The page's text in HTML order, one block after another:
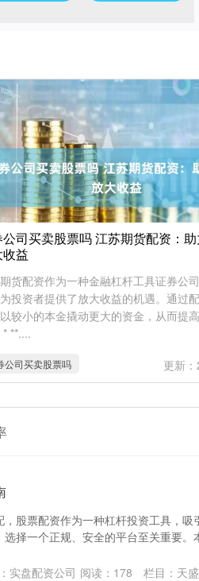
司买卖股票吗 江苏期货配资：助
益
货配资作为一种金融杠杆工具证券公
投资者提供了放大收益的机遇。通过
较小的本金撬动更大的资金，从而提
**....
公司买卖股票吗 更新
股票配资作为一种杠杆投资工具，吸
择一个正规、安全的平台至关重要。
实盘配资公司 阅读： 178 栏目： 天